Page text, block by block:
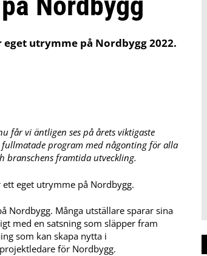
utrymme på Nordbygg 2022.
får vi äntligen ses på årets viktigaste
program med någonting för alla
branschens framtida utveckling.
eget utrymme på Nordbygg.
Nordbygg. Många utställare sparar sina
med en satsning som släpper fram
som kan skapa nytta i
för Nordbygg.